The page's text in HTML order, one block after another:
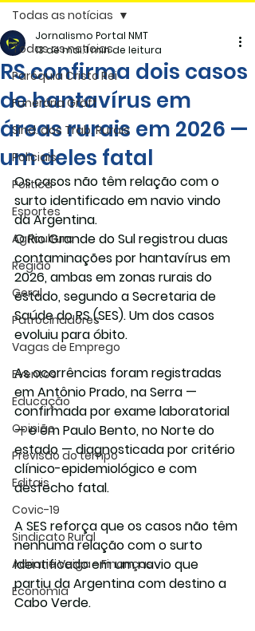
Todas as notícias
Paróquia Cristo Rei
Funerária Gräff
Sind. dos Trab. Rurais
Policiais
Politica
Esportes
Agricultura
Região
Geral
Patrocinadores
Vagas de Emprego
Eventos
Educação
Opinião
Previsão do tempo
Editais
Covic-19
Sindicato Rural
Adriane Veiga - Finanças
Economia
Todas as notícias
RS confirma dois casos
de hantavírus em
áreas rurais em 2026 —
um deles fatal
Jornalismo Portal NMT
13 de mai.1 min de leitura
Os casos não têm relação com o
surto identificado em navio vindo
da Argentina.
O Rio Grande do Sul registrou duas
contaminações por hantavírus em
2026, ambas em zonas rurais do
estado, segundo a Secretaria de
Saúde do RS (SES). Um dos casos
evoluiu para óbito.
As ocorrências foram registradas
em Antônio Prado, na Serra —
confirmada por exame laboratorial
— e em Paulo Bento, no Norte do
estado — diagnosticada por critério
clínico-epidemiológico e com
desfecho fatal.
A SES reforça que os casos não têm
nenhuma relação com o surto
identificado em um navio que
partiu da Argentina com destino a
Cabo Verde.